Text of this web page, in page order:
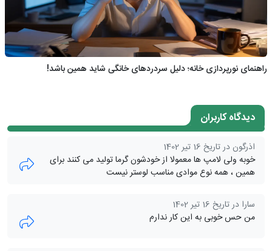
راهنمای نورپردازی خانه؛ دلیل سردردهای خانگی شاید همین باشد!
دیدگاه کاربران
اذرگون در تاریخ 16 تیر 1402
خوبه ولی لامپ ها معمولا از خودشون گرما تولید می کنند برای
همین ، همه نوع موادی مناسب لوستر نیست
سارا در تاریخ 16 تیر 1402
من حس خوبی به این کار ندارم